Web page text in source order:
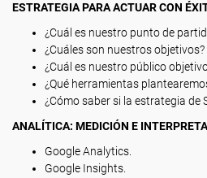
ESTRATEGIA PARA ACTUAR CON
¿Cuál es nuestro punto de
¿Cuáles son nuestros objetivos?
¿Cuál es nuestro público
¿Qué herramientas
¿Cómo saber si la estrategia de
ANALÍTICA: MEDICIÓN E
Google Analytics.
Google Insights.